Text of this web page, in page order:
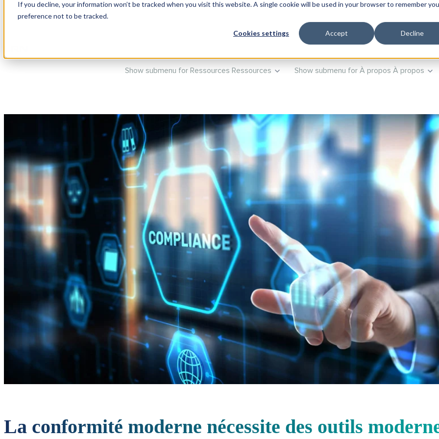
If you decline, your information won’t be tracked when you visit this website. A single cookie will be used in your browser to remember
preference not to be tracked.
Cookies settings Accept Decline
Produits Show submenu for Formation Formation
Show submenu for Ressources Ressources Show submenu for À propos À propos
La conformité moderne nécessite des outils